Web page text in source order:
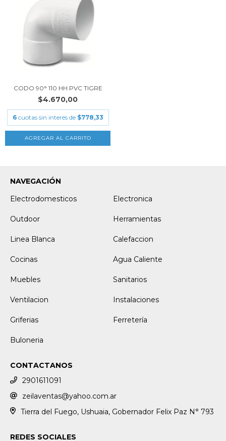
CODO 90° 110 HH PVC TIGRE
$4.670,00
6 cuotas sin interés de $778,33
NAVEGACIÓN
Electrodomesticos
Electronica
Outdoor Herramientas
Linea Blanca Calefaccion
Cocinas Agua Caliente
Muebles Sanitarios
Ventilacion Instalaciones
Griferias Ferretería
Buloneria
CONTACTANOS
2901611091
zeilaventas@yahoo.com.ar
Tierra del Fuego, Ushuaia, Gobernador Felix Paz N° 793
REDES SOCIALES